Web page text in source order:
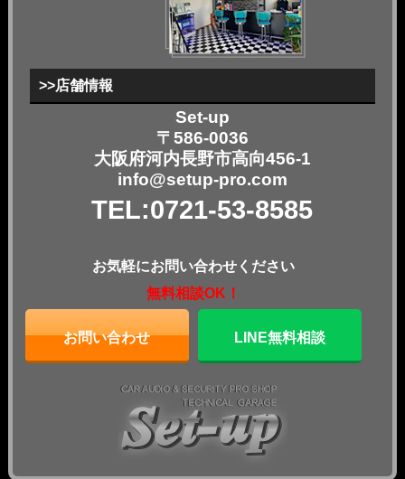
>>店舗情報
Set-up
〒586-0036
大阪府河内長野市高向456-1
info@setup-pro.com
TEL:0721-53-8585
お気軽にお問い合わせください
無料相談OK！
お問い合わせ LINE無料相談